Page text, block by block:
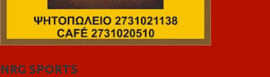
NRG SPORTS